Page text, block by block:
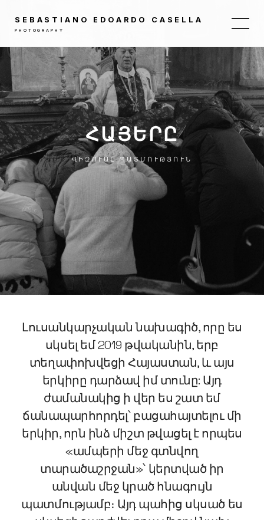
SEBASTIANO EDOARDO CASELLA
PHOTOGRAPHY
ՀԱՅԵՐԸ
ՎԻԶՈՒԱԼ ՊԱՏՄՈՒԹՅՈՒՆ
Լուսանկարչական նախագիծ, որը ես
սկսել եմ 2019 թվականին, երբ
տեղափոխվեցի Հայաստան, և այս
երկիրը դարձավ իմ տունը: Այդ
ժամանակից ի վեր ես շատ եմ
ճանապարհորդել՝ բացահայտելու մի
երկիր, որն ինձ միշտ թվացել է որպես
«ամպերի մեջ գտնվող
տարածաշրջան»՝ կերտված իր
անվան մեջ կրած հնագույն
պատմությամբ։ Այդ պահից սկսած ես